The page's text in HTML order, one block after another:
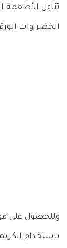
تناول الأطعمة
الخضراوات
وللحصول على
باستخدام